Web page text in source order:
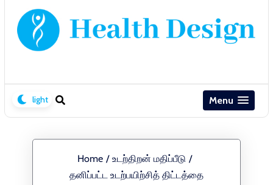
Menu
Home / உடற்திறன் மதிப்பீடு /
தனிப்பட்ட உடற்பயிற்சித் திட்டத்தை